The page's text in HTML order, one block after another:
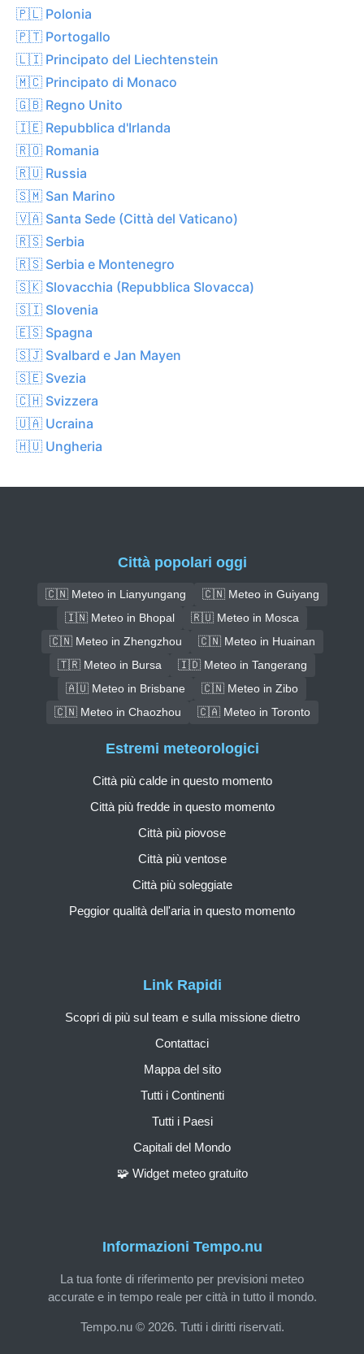
🇵🇱 Polonia
🇵🇹 Portogallo
🇱🇮 Principato del Liechtenstein
🇲🇨 Principato di Monaco
🇬🇧 Regno Unito
🇮🇪 Repubblica d'Irlanda
🇷🇴 Romania
🇷🇺 Russia
🇸🇲 San Marino
🇻🇦 Santa Sede (Città del Vaticano)
🇷🇸 Serbia
🇷🇸 Serbia e Montenegro
🇸🇰 Slovacchia (Repubblica Slovacca)
🇸🇮 Slovenia
🇪🇸 Spagna
🇸🇯 Svalbard e Jan Mayen
🇸🇪 Svezia
🇨🇭 Svizzera
🇺🇦 Ucraina
🇭🇺 Ungheria
Città popolari oggi
🇨🇳 Meteo in Lianyungang
🇨🇳 Meteo in Guiyang
🇮🇳 Meteo in Bhopal
🇷🇺 Meteo in Mosca
🇨🇳 Meteo in Zhengzhou
🇨🇳 Meteo in Huainan
🇹🇷 Meteo in Bursa
🇮🇩 Meteo in Tangerang
🇦🇺 Meteo in Brisbane
🇨🇳 Meteo in Zibo
🇨🇳 Meteo in Chaozhou
🇨🇦 Meteo in Toronto
Informazioni Tempo.nu
La tua fonte di riferimento per previsioni meteo
accurate e in tempo reale per città in tutto il mondo.
Tempo.nu © 2026. Tutti i diritti riservati.
Link Rapidi
Scopri di più sul team e sulla missione dietro
Contattaci
Mappa del sito
Tutti i Continenti
Tutti i Paesi
Capitali del Mondo
🧩 Widget meteo gratuito
Estremi meteorologici
Città più calde in questo momento
Città più fredde in questo momento
Città più piovose
Città più ventose
Città più soleggiate
Peggior qualità dell'aria in questo momento